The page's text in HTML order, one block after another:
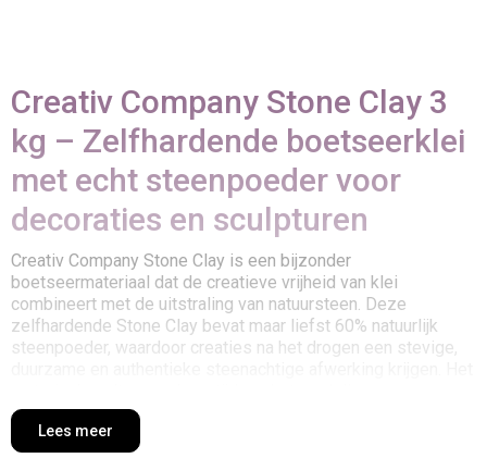
Creativ Company Stone Clay 3
kg – Zelfhardende boetseerklei
met echt steenpoeder voor
decoraties en sculpturen
Creativ Company Stone Clay is een bijzonder
boetseermateriaal dat de creatieve vrijheid van klei
combineert met de uitstraling van natuursteen. Deze
zelfhardende Stone Clay bevat maar liefst 60% natuurlijk
steenpoeder, waardoor creaties na het drogen een stevige,
verandert na het uitharden in een sterk object met een
karaktervolle uitstraling die perfect past binnen moderne
Lees meer